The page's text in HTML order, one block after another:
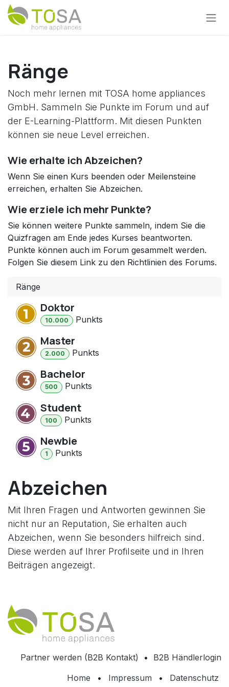
Zum Inhalt springen
Ränge
Noch mehr lernen mit TOSA home appliances
GmbH. Sammeln Sie Punkte im Forum und auf
der E-Learning-Plattform. Mit diesen Punkten
können sie neue Level erreichen.
Wie erhalte ich Abzeichen?
Wenn Sie einen Kurs beenden oder Meilensteine
erreichen, erhalten Sie Abzeichen.
Wie erziele ich mehr Punkte?
Sie können weitere Punkte sammeln, indem Sie die
Quizfragen am Ende jedes Kurses beantworten.
Punkte können auch im Forum gesammelt werden.
Folgen Sie diesem Link zu den Richtlinien des Forums.
Ränge
Doktor
10.000 Punkts
Master
2.000 Punkts
Bachelor
500 Punkts
Student
100 Punkts
Newbie
1 Punkts
Abzeichen
Mit Ihren Fragen und Antworten gewinnen Sie
nicht nur an Reputation, Sie erhalten auch
Abzeichen, wenn Sie besonders hilfreich sind.
Diese werden auf Ihrer Profilseite und in Ihren
Beiträgen angezeigt.
Partner werden (B2B Kontakt) • B2B Händlerlogin
Home
• Impressum • Datenschutz